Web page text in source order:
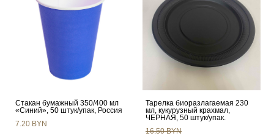
Стакан бумажный 350/400 мл
«Синий», 50 штук/упак, Россия
7.20 BYN
Тарелка биоразлагаемая 230
мл, кукурузный крахмал,
ЧЕРНАЯ, 50 штук/упак.
16.50 BYN